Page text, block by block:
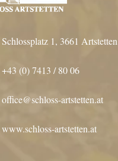
Schlossplatz 1, 3661 Artstetten
+43 (0) 7413 / 80 06
office@schloss-artstetten.at
www.schloss-artstetten.at